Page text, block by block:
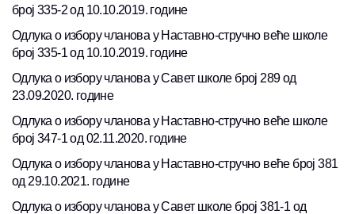
број 335-2 од 10.10.2019. године
Одлука о избору чланова у Наставно-стручно веће школе
број 335-1 од 10.10.2019. године
Одлука о избору чланова у Савет школе број 289 од
23.09.2020. године
Одлука о избору чланова у Наставно-стручно веће школе
број 347-1 од 02.11.2020. године
Одлука о избору чланова у Наставно-стручно веће број 381
од 29.10.2021. године
Одлука о избору чланова у Савет школе број 381-1 од